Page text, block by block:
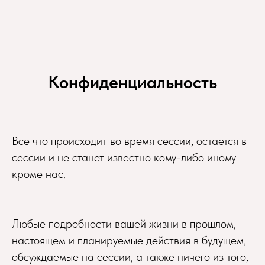
Конфиденциальность
Все что происходит во время сессии, остается в
сессии и не станет известно кому-либо иному
кроме нас.
Любые подробности вашей жизни в прошлом,
настоящем и планируемые действия в будущем,
обсуждаемые на сессии, а также ничего из того,